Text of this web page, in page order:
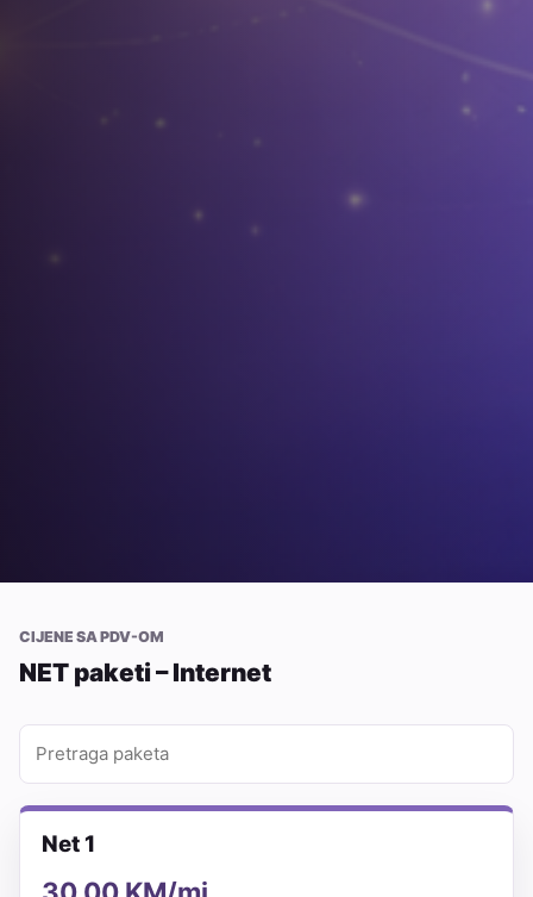
CIJENE SA PDV-OM
NET paketi – Internet
Net 1